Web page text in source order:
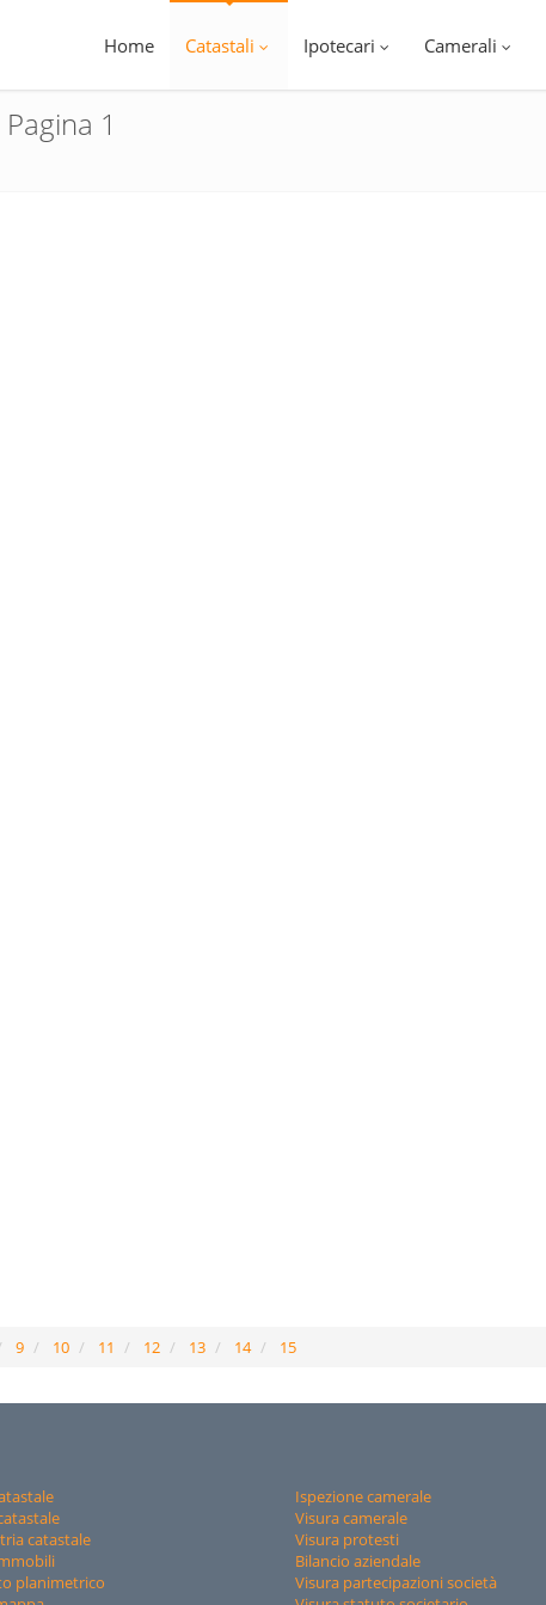
Home Catastali Ipotecari Camerali
1
9 10 11 12 13 14 15
catastale
planimetrico
Ispezione camerale
Visura camerale
Visura protesti
Bilancio aziendale
Visura partecipazioni società